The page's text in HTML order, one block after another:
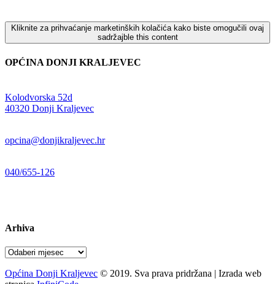
Kliknite za prihvaćanje marketinških kolačića kako biste omogučili ovaj
sadržajble this content
OPĆINA DONJI KRALJEVEC
Kolodvorska 52d
40320 Donji Kraljevec
opcina@donjikraljevec.hr
040/655-126
Arhiva
Arhiva
Općina Donji Kraljevec © 2019. Sva prava pridržana | Izrada web